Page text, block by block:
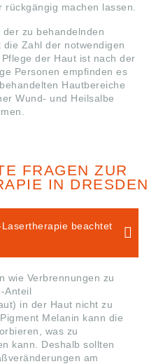
machen lassen.
zu behandelnden
Zahl der notwendigen
der Haut ist nach der
Personen empfinden es
Hautbereiche
Wund- und Heilsalbe
FRAGEN ZUR
IN DRESDEN
beachtet
wie Verbrennungen zu
Anteil
in der Haut nicht zu
Melanin kann die
was zu
kann. Deshalb sollten
am